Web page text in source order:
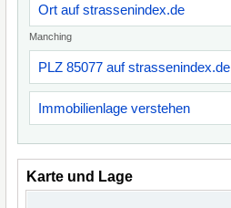
Ort auf strassenindex.de
Manching
PLZ 85077 auf strassenindex.de
Immobilienlage verstehen
Karte und Lage